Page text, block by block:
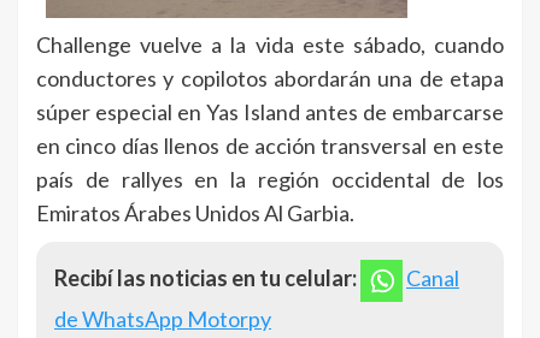
Challenge vuelve a la vida este sábado, cuando
conductores y copilotos abordarán una de etapa
súper especial en Yas Island antes de embarcarse
en cinco días llenos de acción transversal en este
país de rallyes en la región occidental de los
Emiratos Árabes Unidos Al Garbia.
Recibí las noticias en tu celular:
Canal
de WhatsApp Motorpy